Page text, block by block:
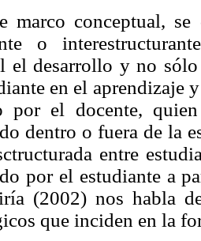
marco conceptual,
o
el desarrollo y no
en el aprendizaje
por el docente,
dentro o fuera de la
entre
por el estudiante a
(2002) nos habla
que inciden en la